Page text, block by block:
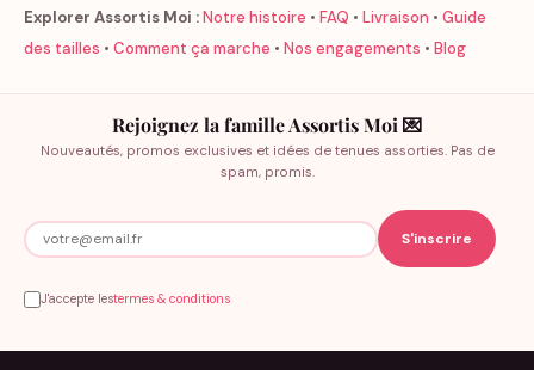
Explorer Assortis Moi :Notre histoire • FAQ • Livraison • Guide
des tailles • Comment ça marche • Nos engagements • Blog
Rejoignez la famille Assortis Moi 💌
Nouveautés, promos exclusives et idées de tenues assorties. Pas de
spam, promis.
J'accepte lestermes & conditions